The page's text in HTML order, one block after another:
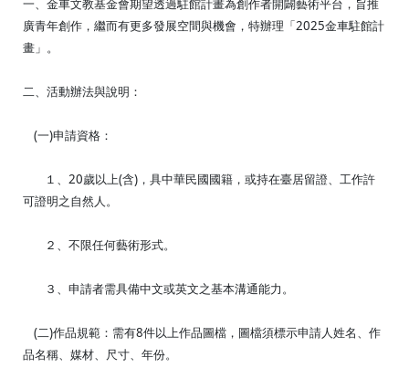
一、金車文教基金會期望透過駐館計畫為創作者開闢藝術平台，旨推
廣青年創作，繼而有更多發展空間與機會，特辦理「2025金車駐館計
畫」。
二、活動辦法與說明：
(一)申請資格：
１、20歲以上(含)，具中華民國國籍，或持在臺居留證、工作許
可證明之自然人。
２、不限任何藝術形式。
３、申請者需具備中文或英文之基本溝通能力。
(二)作品規範：需有8件以上作品圖檔，圖檔須標示申請人姓名、作
品名稱、媒材、尺寸、年份。